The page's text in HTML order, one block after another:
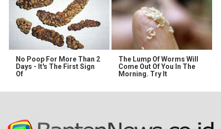
No Poop For More Than 2
Days - It's The First Sign
Of
The Lump Of Worms Will
Come Out Of You In The
Morning. Try It